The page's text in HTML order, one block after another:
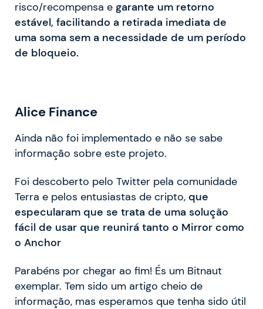
risco/recompensa e garante um retorno
estável, facilitando a retirada imediata de
uma soma sem a necessidade de um período
de bloqueio.
Alice Finance
Ainda não foi implementado e não se sabe
informação sobre este projeto.
Foi descoberto pelo Twitter pela comunidade
Terra e pelos entusiastas de cripto, que
especularam que se trata de uma solução
fácil de usar que reunirá tanto o Mirror como
o Anchor
Parabéns por chegar ao fim! És um Bitnaut
exemplar. Tem sido um artigo cheio de
informação, mas esperamos que tenha sido útil